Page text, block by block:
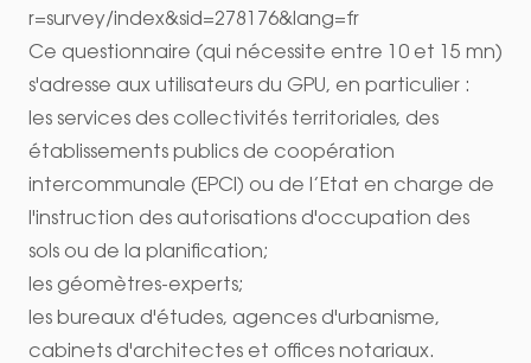
r=survey/index&sid=278176&lang=fr
Ce questionnaire (qui nécessite entre 10 et 15 mn)
s'adresse aux utilisateurs du GPU, en particulier :
les services des collectivités territoriales, des
établissements publics de coopération
intercommunale (EPCI) ou de l’Etat en charge de
l'instruction des autorisations d'occupation des
sols ou de la planification;
les géomètres-experts;
les bureaux d'études, agences d'urbanisme,
cabinets d'architectes et offices notariaux.